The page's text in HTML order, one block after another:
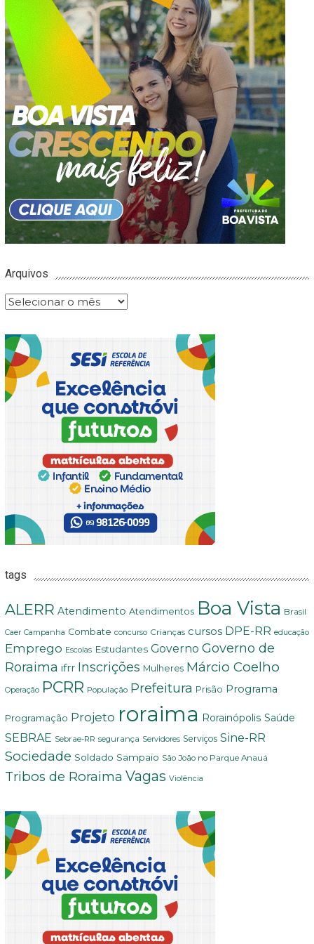
Arquivos
Arquivos
tags
ALERR Atendimento Atendimentos Boa Vista Brasil
Caer Campanha Combate concurso Crianças cursos DPE-RR educação
Emprego Escolas Estudantes Governo Governo de
Roraima ifrr Inscrições Mulheres Márcio Coelho
Operação PCRR População Prefeitura Prisão Programa
Programação Projeto roraima Rorainópolis Saúde
SEBRAE Sebrae-RR segurança Servidores Serviços Sine-RR
Sociedade Soldado Sampaio São João no Parque Anauá
Tribos de Roraima Vagas Violência